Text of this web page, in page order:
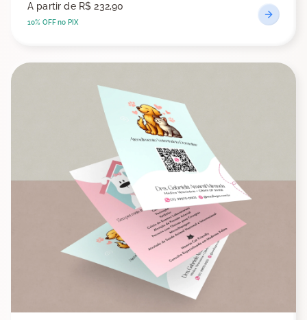
A partir de R$ 232,90
10% OFF no PIX